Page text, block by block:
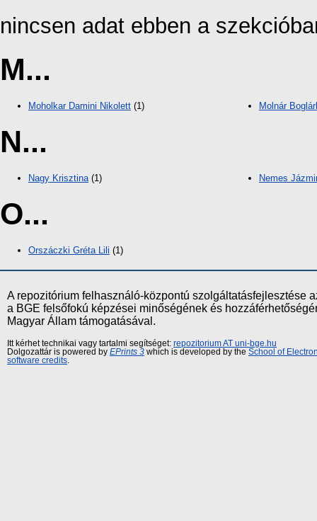
nincsen adat ebben a
M...
Moholkar Damini Nikolett (1) Molnár
N...
Nagy Krisztina(1) Nemes
O...
Orszáczki Gréta Lili (1)
A repozitórium felhasználó-központú szolgáltatásfejlesztése
a BGE felsőfokú képzései minőségének és
Magyar Állam támogatásával.
Itt kérhet technikai vagy tartalmi segítséget: repozitorium AT uni-bge.hu
Dolgozattár is powered by EPrints 3 which is developed by the School of
software credits